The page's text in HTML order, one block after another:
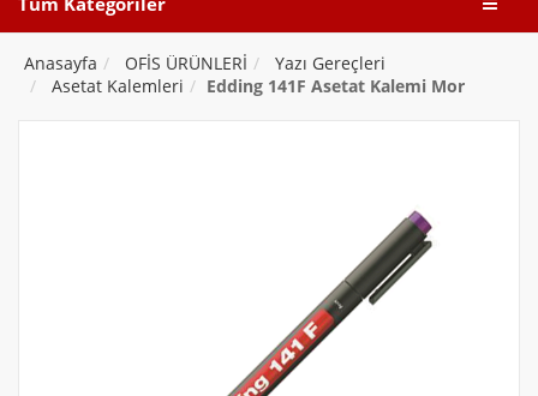
Anasayfa OFİS ÜRÜNLERİ
Yazı Gereçleri
Asetat Kalemleri
Edding 141F Asetat Kalemi Mor